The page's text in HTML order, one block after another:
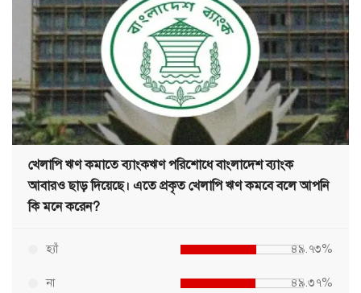
খেলাপি ঋণ কমাতে ব্যাংকঋণ পরিশোধে বাংলাদেশ ব্যাংক
আবারও ছাড় দিয়েছে। এতে প্রকৃত খেলাপি ঋণ কমবে বলে আপনি
কি মনে করেন?
হ্যাঁ ৪৯.৭৩%
না ৪৯.৩৭%